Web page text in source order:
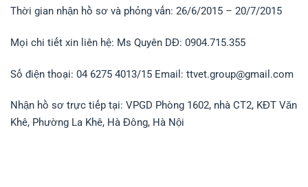
Thời gian nhận hồ sơ và phỏng vấn: 26/6/2015 – 20/7/2015
Mọi chi tiết xin liên hệ: Ms Quyên DĐ: 0904.715.355
Số điện thoại: 04 6275 4013/15 Email: ttvet.group@gmail.com
Nhận hồ sơ trực tiếp tại: VPGD Phòng 1602, nhà CT2, KĐT Văn
Khê, Phường La Khê, Hà Đông, Hà Nội